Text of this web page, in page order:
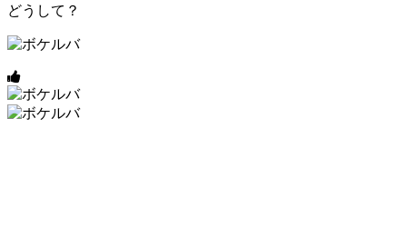
どうして？